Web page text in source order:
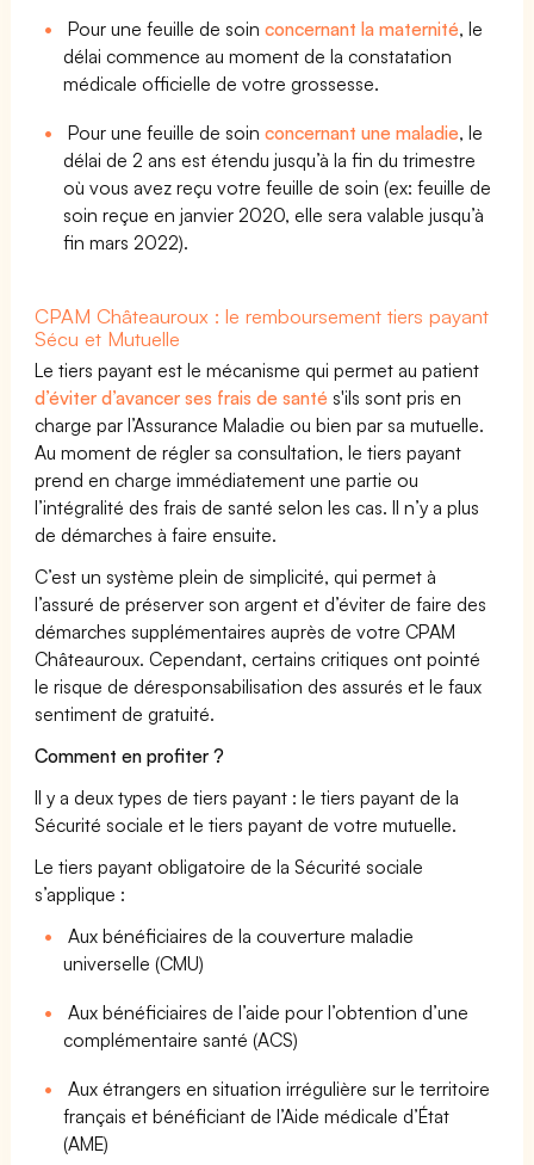
Pour une feuille de soinconcernant la maternité, le
délai commence au moment de la constatation
médicale officielle de votre grossesse.
Pour une feuille de soinconcernant une maladie, le
délai de 2 ans est étendu jusqu’à la fin du trimestre
où vous avez reçu votre feuille de soin (ex: feuille de
soin reçue en janvier 2020, elle sera valable jusqu’à
fin mars 2022).
CPAM Châteauroux : le remboursement tiers payant
Sécu et Mutuelle
Le tiers payant est le mécanisme qui permet au patient
d’éviter d’avancer ses frais de santé s'ils sont pris en
charge par l’Assurance Maladie ou bien par sa mutuelle.
Au moment de régler sa consultation, le tiers payant
prend en charge immédiatement une partie ou
l’intégralité des frais de santé selon les cas. Il n’y a plus
de démarches à faire ensuite.
C’est un système plein de simplicité, qui permet à
l’assuré de préserver son argent et d’éviter de faire des
démarches supplémentaires auprès de votre CPAM
Châteauroux. Cependant, certains critiques ont pointé
le risque de déresponsabilisation des assurés et le faux
sentiment de gratuité.
Comment en profiter ?
Il y a deux types de tiers payant : le tiers payant de la
Sécurité sociale et le tiers payant de votre mutuelle.
Le tiers payant obligatoire de la Sécurité sociale
s’applique :
Aux bénéficiaires de la couverture maladie
universelle (CMU)
Aux bénéficiaires de l’aide pour l’obtention d’une
complémentaire santé (ACS)
Aux étrangers en situation irrégulière sur le territoire
français et bénéficiant de l’Aide médicale d’État
(AME)